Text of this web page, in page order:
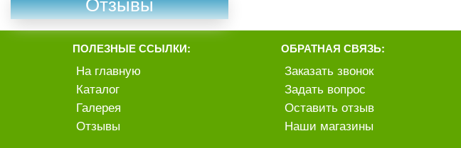
ПОЛЕЗНЫЕ ССЫЛКИ:
На главную
Каталог
Галерея
Отзывы
ОБРАТНАЯ СВЯЗЬ:
Заказать звонок
Задать вопрос
Оставить отзыв
Наши магазины